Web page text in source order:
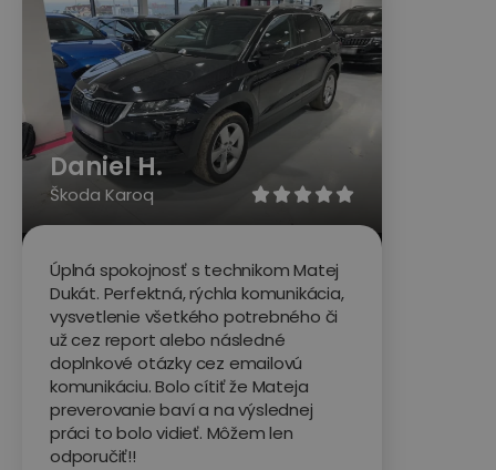
    
Daniel H.
Škoda Karoq
Úplná spokojnosť s technikom Matej
Dukát. Perfektná, rýchla komunikácia,
vysvetlenie všetkého potrebného či
už cez report alebo následné
doplnkové otázky cez emailovú
komunikáciu. Bolo cítiť že Mateja
preverovanie baví a na výslednej
práci to bolo vidieť. Môžem len
odporučiť!!